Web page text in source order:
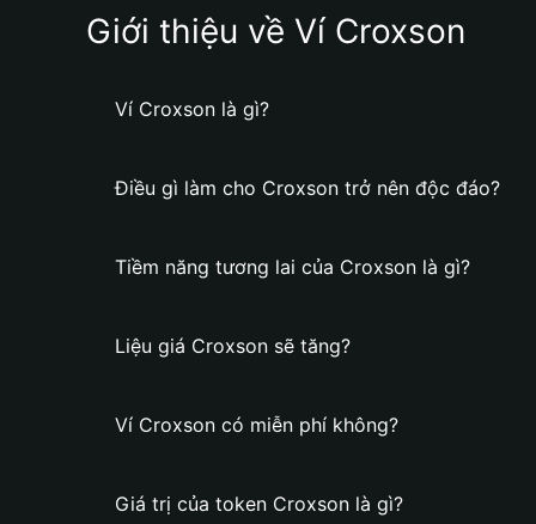
Giới thiệu về Ví Croxson
Ví Croxson là gì?
Điều gì làm cho Croxson trở nên độc đáo?
Tiềm năng tương lai của Croxson là gì?
Liệu giá Croxson sẽ tăng?
Ví Croxson có miễn phí không?
Giá trị của token Croxson là gì?